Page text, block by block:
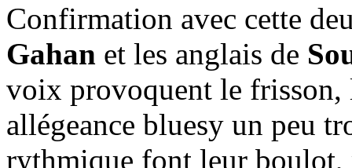
Confirmation avec cette
Gahan et les anglais de
voix provoquent le frisson,
allégeance bluesy un peu
rythmique font leur boulot,